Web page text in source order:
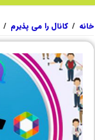
خانه / کانال را می پذیرم /